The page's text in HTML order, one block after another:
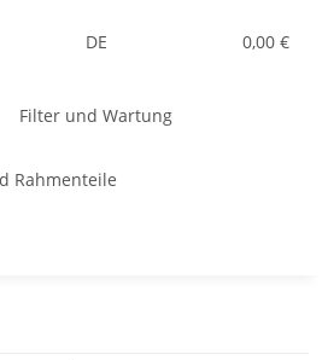
DE 0,00 €
Filter und Wartung
Rahmenteile